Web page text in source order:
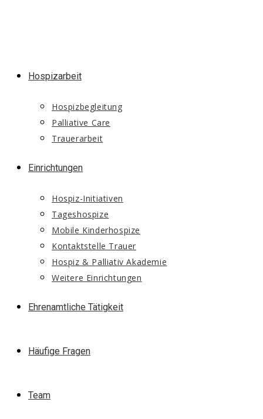
Hospizarbeit
Hospizbegleitung
Palliative Care
Trauerarbeit
Einrichtungen
Hospiz-Initiativen
Tageshospize
Mobile Kinderhospize
Kontaktstelle Trauer
Hospiz & Palliativ Akademie
Weitere Einrichtungen
Ehrenamtliche Tätigkeit
Häufige Fragen
Team